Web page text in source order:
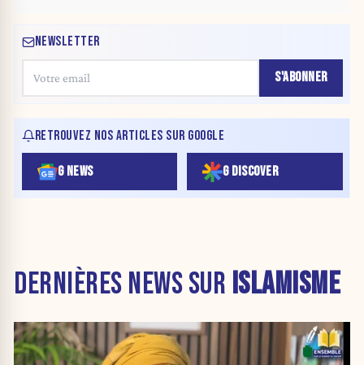
NEWSLETTER
S'ABONNER
RETROUVEZ NOS ARTICLES SUR GOOGLE
G NEWS G DISCOVER
DERNIÈRES NEWS SUR ISLAMISME